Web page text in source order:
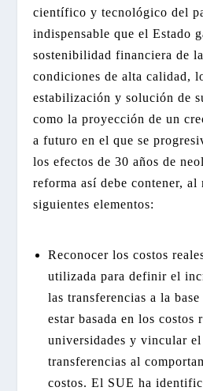
científico y tecnológico del
indispensable que el Estado
sostenibilidad financiera de
condiciones de alta calidad,
estabilización y solución de
como la proyección de un
a futuro en el que se
los efectos de 30 años de
reforma así debe contener, al
siguientes elementos:
Reconocer los costos
utilizada para definir el
las transferencias a la
estar basada en los costos
universidades y vincular
transferencias al
costos. El SUE ha